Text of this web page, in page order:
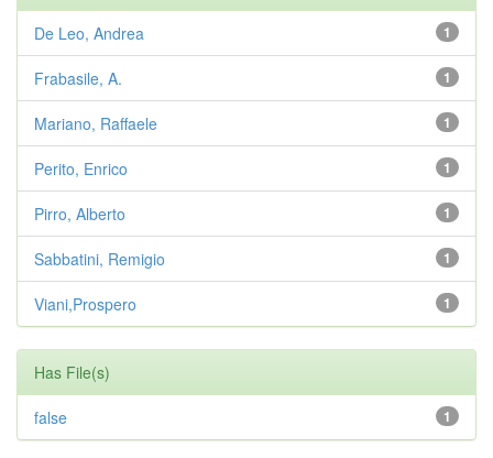
1
De Leo, Andrea
1
Frabasile, A.
1
Mariano, Raffaele
1
Perito, Enrico
1
Pirro, Alberto
1
Sabbatini, Remigio
1
Viani,Prospero
Has File(s)
1
false